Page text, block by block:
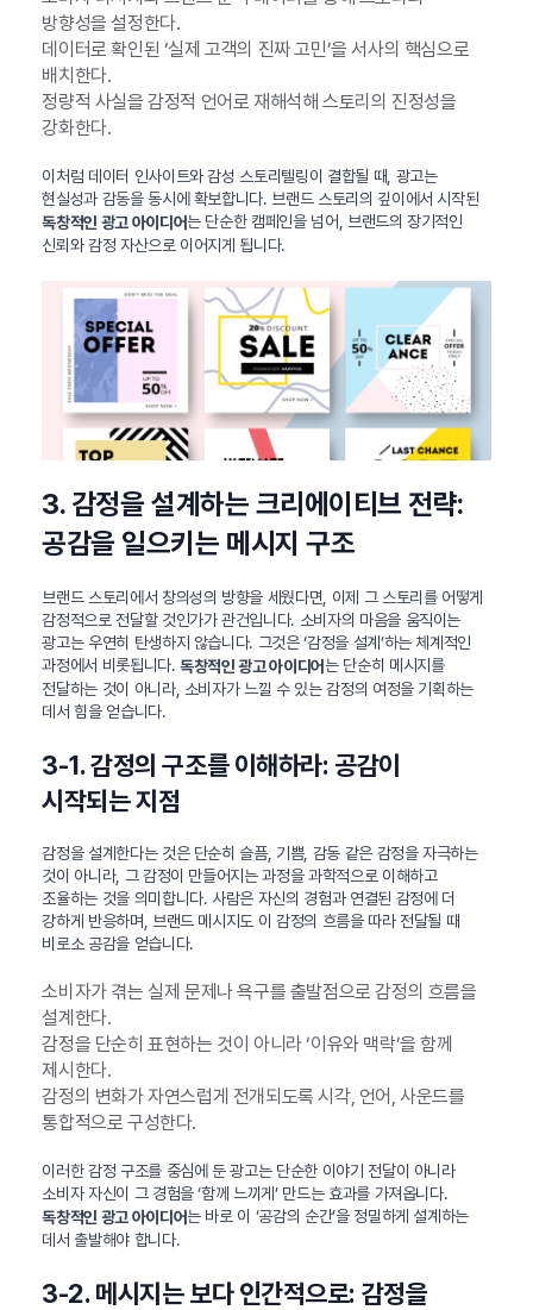
방향성을 설정한다.
데이터로 확인된 ‘실제 고객의 진짜 고민’을 서사의 핵심으로
배치한다.
정량적 사실을 감정적 언어로 재해석해 스토리의 진정성을
강화한다.
이처럼 데이터 인사이트와 감성 스토리텔링이 결합될 때, 광고는
현실성과 감동을 동시에 확보합니다. 브랜드 스토리의 깊이에서 시작된
독창적인 광고 아이디어는 단순한 캠페인을 넘어, 브랜드의 장기적인
신뢰와 감정 자산으로 이어지게 됩니다.
3. 감정을 설계하는 크리에이티브 전략:
공감을 일으키는 메시지 구조
브랜드 스토리에서 창의성의 방향을 세웠다면, 이제 그 스토리를 어떻게
감정적으로 전달할 것인가가 관건입니다. 소비자의 마음을 움직이는
광고는 우연히 탄생하지 않습니다. 그것은 ‘감정을 설계’하는 체계적인
과정에서 비롯됩니다.독창적인 광고 아이디어 는 단순히 메시지를
전달하는 것이 아니라, 소비자가 느낄 수 있는 감정의 여정을 기획하는
데서 힘을 얻습니다.
3-1. 감정의 구조를 이해하라: 공감이
시작되는 지점
감정을 설계한다는 것은 단순히 슬픔, 기쁨, 감동 같은 감정을 자극하는
것이 아니라, 그 감정이 만들어지는 과정을 과학적으로 이해하고
조율하는 것을 의미합니다. 사람은 자신의 경험과 연결된 감정에 더
강하게 반응하며, 브랜드 메시지도 이 감정의 흐름을 따라 전달될 때
비로소 공감을 얻습니다.
소비자가 겪는 실제 문제나 욕구를 출발점으로 감정의 흐름을
설계한다.
감정을 단순히 표현하는 것이 아니라 ‘이유와 맥락’을 함께
제시한다.
감정의 변화가 자연스럽게 전개되도록 시각, 언어, 사운드를
통합적으로 구성한다.
이러한 감정 구조를 중심에 둔 광고는 단순한 이야기 전달이 아니라
소비자 자신이 그 경험을 ‘함께 느끼게’ 만드는 효과를 가져옵니다.
독창적인 광고 아이디어는 바로 이 ‘공감의 순간’을 정밀하게 설계하는
데서 출발해야 합니다.
3-2. 메시지는 보다 인간적으로: 감정을